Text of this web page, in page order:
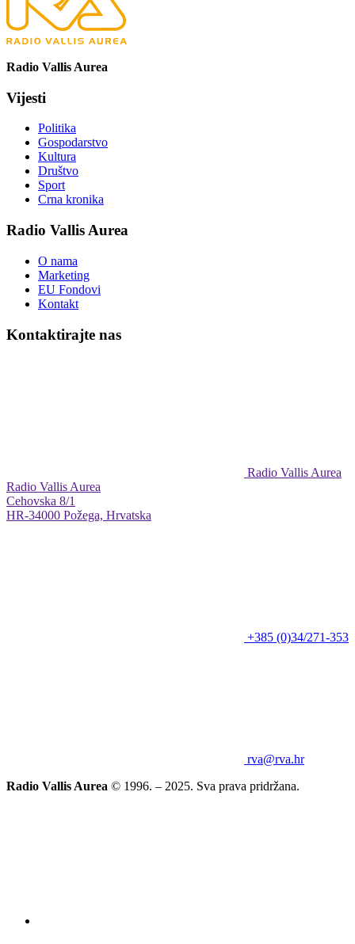
Radio Vallis Aurea
Vijesti
Politika
Gospodarstvo
Kultura
Društvo
Sport
Crna kronika
Radio Vallis Aurea
O nama
Marketing
EU Fondovi
Kontakt
Kontaktirajte nas
Radio Vallis Aurea
Radio Vallis Aurea
Cehovska 8/1
HR-34000 Požega, Hrvatska
+385 (0)34/271-353
rva@rva.hr
Radio Vallis Aurea © 1996. – 2025. Sva prava pridržana.